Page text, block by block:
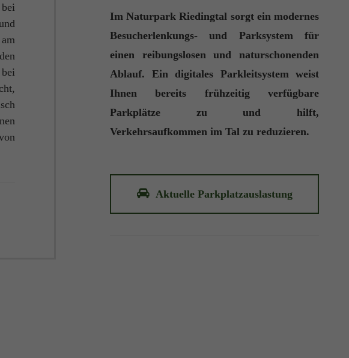
Im Naturpark Riedingtal sorgt ein modernes
Besucherlenkungs- und Parksystem für
einen reibungslosen und naturschonenden
Ablauf. Ein digitales Parkleitsystem weist
Ihnen bereits frühzeitig verfügbare
Parkplätze zu und hilft,
Verkehrsaufkommen im Tal zu reduzieren.
Aktuelle Parkplatzauslastung